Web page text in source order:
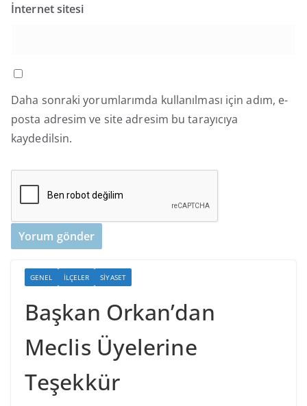
İnternet sitesi
Daha sonraki yorumlarımda kullanılması için adım, e-
posta adresim ve site adresim bu tarayıcıya
kaydedilsin.
GENEL İLÇELER SIYASET
Başkan Orkan’dan
Meclis Üyelerine
Teşekkür